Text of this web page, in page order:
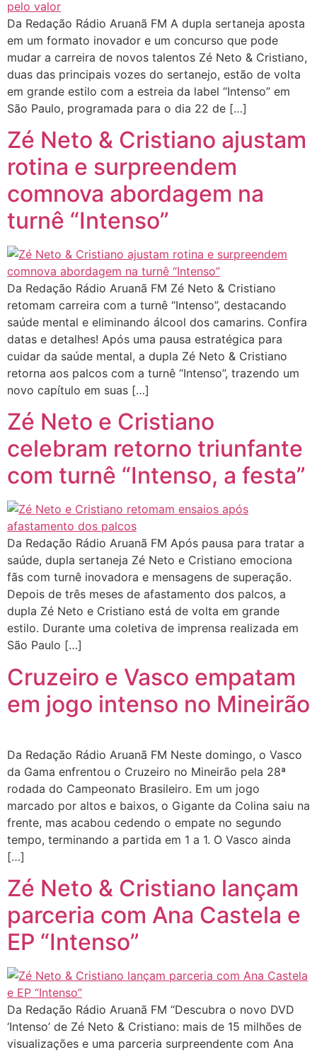
Da Redação Rádio Aruanã FM A dupla sertaneja aposta
em um formato inovador e um concurso que pode
mudar a carreira de novos talentos Zé Neto & Cristiano,
duas das principais vozes do sertanejo, estão de volta
em grande estilo com a estreia da label “Intenso” em
São Paulo, programada para o dia 22 de […]
Zé Neto & Cristiano ajustam
rotina e surpreendem
comnova abordagem na
turnê “Intenso”
Da Redação Rádio Aruanã FM Zé Neto & Cristiano
retomam carreira com a turnê “Intenso”, destacando
saúde mental e eliminando álcool dos camarins. Confira
datas e detalhes! Após uma pausa estratégica para
cuidar da saúde mental, a dupla Zé Neto & Cristiano
retorna aos palcos com a turnê “Intenso”, trazendo um
novo capítulo em suas […]
Zé Neto e Cristiano
celebram retorno triunfante
com turnê “Intenso, a festa”
Da Redação Rádio Aruanã FM Após pausa para tratar a
saúde, dupla sertaneja Zé Neto e Cristiano emociona
fãs com turnê inovadora e mensagens de superação.
Depois de três meses de afastamento dos palcos, a
dupla Zé Neto e Cristiano está de volta em grande
estilo. Durante uma coletiva de imprensa realizada em
São Paulo […]
Cruzeiro e Vasco empatam
em jogo intenso no Mineirão
Da Redação Rádio Aruanã FM Neste domingo, o Vasco
da Gama enfrentou o Cruzeiro no Mineirão pela 28ª
rodada do Campeonato Brasileiro. Em um jogo
marcado por altos e baixos, o Gigante da Colina saiu na
frente, mas acabou cedendo o empate no segundo
tempo, terminando a partida em 1 a 1. O Vasco ainda
[…]
Zé Neto & Cristiano lançam
parceria com Ana Castela e
EP “Intenso”
Da Redação Rádio Aruanã FM “Descubra o novo DVD
‘Intenso’ de Zé Neto & Cristiano: mais de 15 milhões de
visualizações e uma parceria surpreendente com Ana